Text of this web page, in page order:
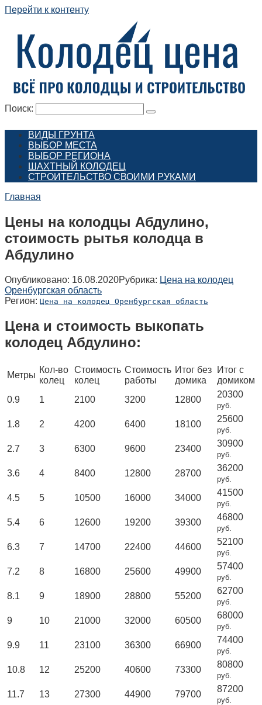
Перейти к контенту
Поиск:
ВИДЫ ГРУНТА
ВЫБОР МЕСТА
ВЫБОР РЕГИОНА
ШАХТНЫЙ КОЛОДЕЦ
СТРОИТЕЛЬСТВО СВОИМИ РУКАМИ
Главная
Цены на колодцы Абдулино,
стоимость рытья колодца в
Абдулино
Опубликовано: 16.08.2020Рубрика: Цена на колодец
Оренбургская область
Регион: Цена на колодец Оренбургская область
Цена и стоимость выкопать
колодец Абдулино:
Метры
Кол-во
колец
Стоимость
колец
Стоимость
работы
Итог без
домика
Итог с
домиком
0.9
1 2100 3200 12800
20300
руб.
1.8 2 4200 6400 18100
25600
руб.
2.7 3 6300 9600 23400
30900
руб.
3.6 4 8400 12800 28700
36200
руб.
4.5 5 10500 16000 34000
41500
руб.
5.4 6 12600 19200 39300
46800
руб.
6.3 7 14700 22400 44600
52100
руб.
7.2 8 16800 25600 49900
57400
руб.
8.1 9 18900 28800 55200
62700
руб.
9 10 21000 32000 60500
68000
руб.
9.9 11 23100 36300 66900
74400
руб.
10.8 12 25200 40600 73300
80800
руб.
11.7 13 27300 44900 79700
87200
руб.